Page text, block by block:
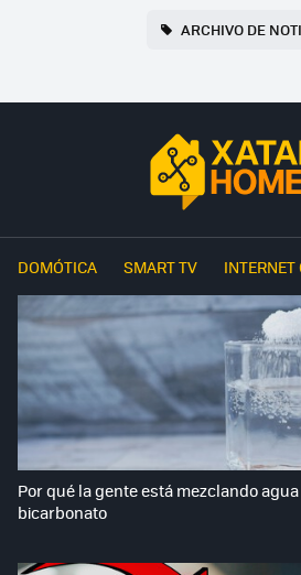
ARCHIVO DE
DOMÓTICA SMART TV
Por qué la gente está mezclando
bicarbonato